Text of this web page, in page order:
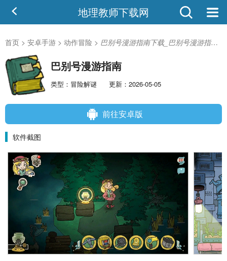
地理教师下载网
首页 > 安卓手游 > 动作冒险 > 巴别号漫游指南下载_巴别号漫游指南安卓版
巴别号漫游指南
类型：冒险解谜 更新：2026-05-05
前往安卓版
软件截图